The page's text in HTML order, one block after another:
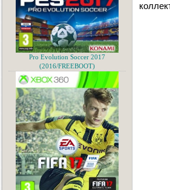
Pro Evolution Soccer 2017
(2016/FREEBOOT)